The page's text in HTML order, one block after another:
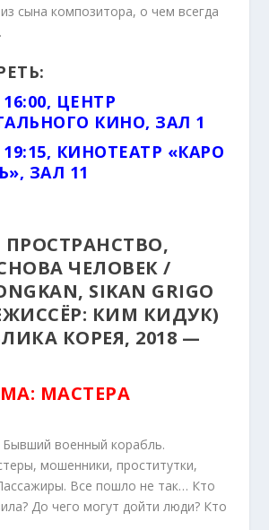
сына композитора, о чем всегда
ЦЕНТР
КИНО, ЗАЛ 1
КИНОТЕАТР «КАРО
ЗАЛ 11
ПРОСТРАНСТВО,
ЧЕЛОВЕК /
SIKAN GRIGO
КИМ КИДУК)
КОРЕЯ, 2018 —
МАСТЕРА
Бывший военный корабль.
мошенники, проститутки,
Все пошло не так… Кто
До чего могут дойти люди? Кто